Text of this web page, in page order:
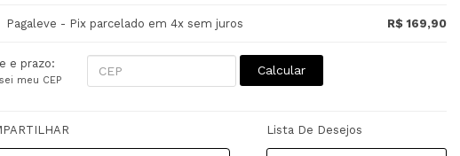
Pagaleve - Pix parcelado em 4x sem juros R$ 169,90
e prazo:
meu CEP
Calcular
Lista De Desejos